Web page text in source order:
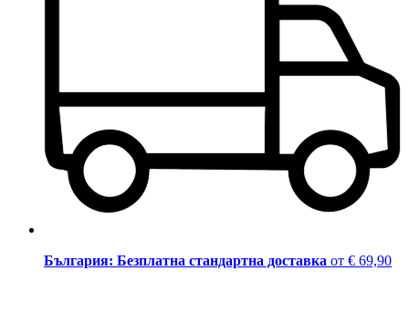
България: Безплатна стандартна доставка от € 69,90